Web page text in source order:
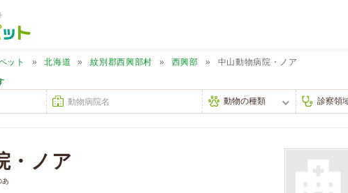
ット 北海道 紋別郡西興部村 西興部 中山動物病院・ノア
・ノア